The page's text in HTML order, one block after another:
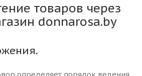
товаров через
donnarosa.by